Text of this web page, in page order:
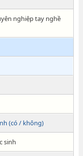
nghiệp tay nghề
(có / không)
sinh